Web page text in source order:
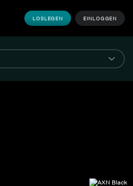
LOSLEGEN EINLOGGEN